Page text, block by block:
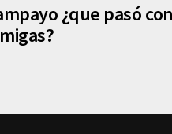
¿que pasó